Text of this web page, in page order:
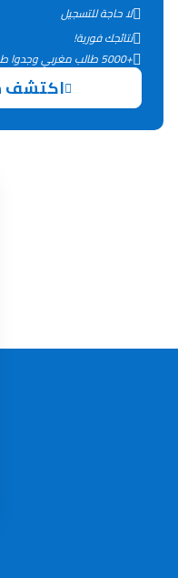
لا حاجة للتسجيل
نتائجك فورية!
+5000 طالب مغربي وجدوا طريقهم بفضل 9rayti.
اكتشف